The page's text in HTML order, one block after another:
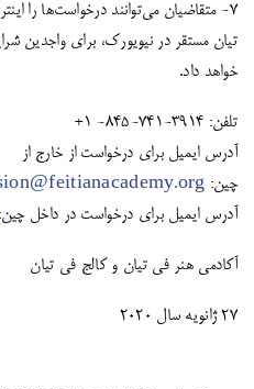
۷- متقاضیان می‌توانند درخواست‌ها را
تیان مستقر در نیویورك، برای واجدین
خواهد داد.
تلفن: ۳۹۱۴-7۴۱-845- 1+
آدرس ایمیل برای درخواست از خارج از
چین:
آدرس ایمیل برای درخواست در داخل چین:
آکادمی هنر فی تیان و کالج فی تیان
۲۷ ژانویه سال 2020